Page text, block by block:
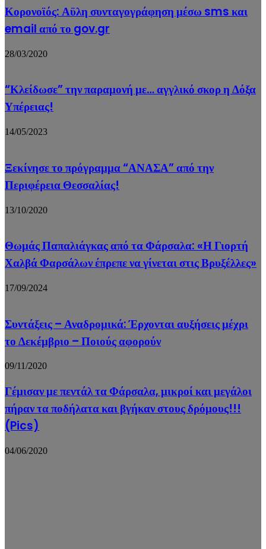
Κορονοϊός: Αϋλη συνταγογράφηση μέσω sms και
email από το gov.gr
28/03/2020
“Κλείδωσε” την παραμονή με… αγγλικό σκορ η Δόξα
Υπέρειας!
14/05/2023
Ξεκίνησε το πρόγραμμα “ΑΝΑΣΑ” από την
Περιφέρεια Θεσσαλίας!
13/10/2020
Θωμάς Παπαλιάγκας από τα Φάρσαλα: «Η Γιορτή
Χαλβά Φαρσάλων έπρεπε να γίνεται στις Βρυξέλλες»
17/09/2024
Συντάξεις – Αναδρομικά: Έρχονται αυξήσεις μέχρι
το Δεκέμβριο – Ποιούς αφορούν
09/11/2020
Γέμισαν με πεντάλ τα Φάρσαλα, μικροί και μεγάλοι
πήραν τα ποδήλατα και βγήκαν στους δρόμους!!!
(Pics)
04/06/2020